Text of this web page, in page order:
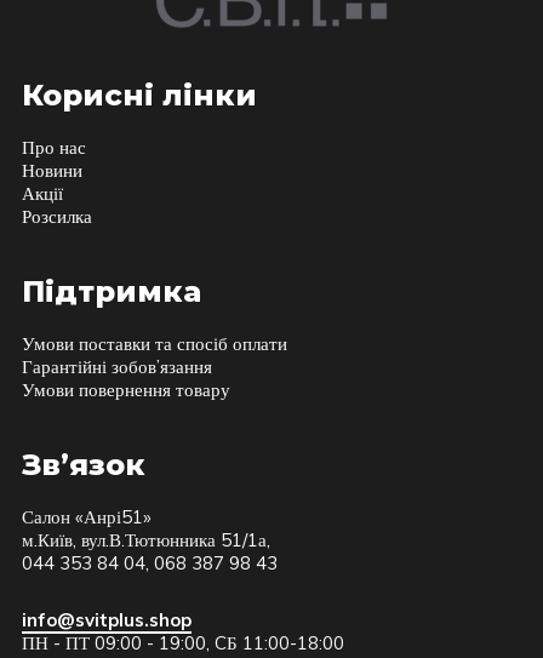
Корисні лінки
Про нас
Новини
Акції
Розсилка
Підтримка
Умови поставки та спосіб оплати
Гарантійні зобов’язання
Умови повернення товару
Зв’язок
Салон «Анрі51»
м.Київ, вул.В.Тютюнника 51/1а,
044 353 84 04, 068 387 98 43
info@svitplus.shop
ПН - ПТ 09:00 - 19:00, CБ 11:00-18:00